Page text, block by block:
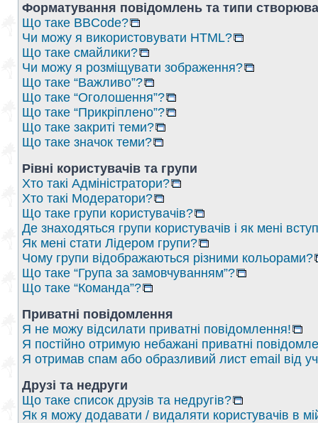
Форматування повідомлень та типи
Що таке BBCode?
Чи можу я використовувати HTML?
Що таке смайлики?
Чи можу я розміщувати зображення?
Що таке “Важливо”?
Що таке “Оголошення”?
Що таке “Прикріплено”?
Що таке закриті теми?
Що таке значок теми?
Рівні користувачів та групи
Хто такі Адміністратори?
Хто такі Модератори?
Що таке групи користувачів?
Де знаходяться групи користувачів і як мені
Як мені стати Лідером групи?
Чому групи відображаються різними кольорами?
Що таке “Група за замовчуванням”?
Що таке “Команда”?
Приватні повідомлення
Я не можу відсилати приватні повідомлення!
Я постійно отримую небажані приватні
Я отримав спам або образливий лист email від
Друзі та недруги
Що таке список друзів та недругів?
Як я можу додавати / видаляти користувачів в